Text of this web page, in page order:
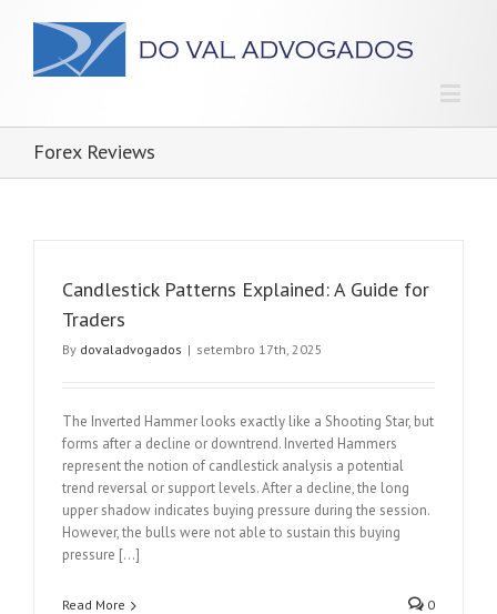
Forex Reviews
Candlestick Patterns Explained: A Guide for
Traders
By dovaladvogados | setembro 17th, 2025
The Inverted Hammer looks exactly like a Shooting Star, but
forms after a decline or downtrend. Inverted Hammers
represent the notion of candlestick analysis a potential
trend reversal or support levels. After a decline, the long
upper shadow indicates buying pressure during the session.
However, the bulls were not able to sustain this buying
pressure […]
Read More 0